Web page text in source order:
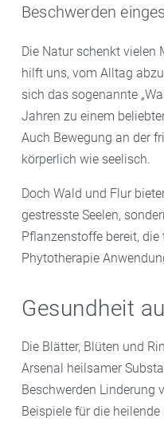
Beschwerden
Die Natur schenkt vielen
hilft uns, vom Alltag
sich das sogenannte
Jahren zu einem
Auch Bewegung an der
körperlich wie seelisch.
Doch Wald und Flur
gestresste Seelen,
Pflanzenstoffe bereit,
Phytotherapie
Gesundheit
Die Blätter, Blüten und
Arsenal heilsamer
Beschwerden Linderung
Beispiele für die